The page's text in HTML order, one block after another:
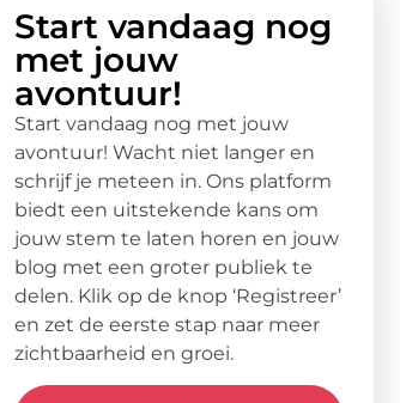
Start vandaag nog
met jouw
avontuur!
Start vandaag nog met jouw
avontuur! Wacht niet langer en
schrijf je meteen in. Ons platform
biedt een uitstekende kans om
jouw stem te laten horen en jouw
blog met een groter publiek te
delen. Klik op de knop ‘Registreer’
en zet de eerste stap naar meer
zichtbaarheid en groei.